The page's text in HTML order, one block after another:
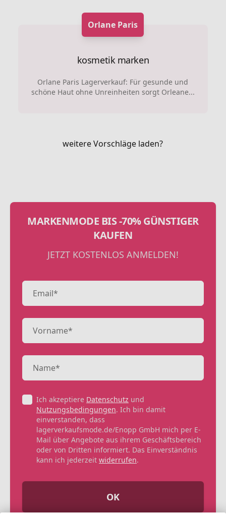
Orlane Paris
kosmetik marken
Orlane Paris Lagerverkauf: Für gesunde und
schöne Haut ohne Unreinheiten sorgt Orleane...
weitere Vorschläge laden?
MARKENMODE BIS -70% GÜNSTIGER
KAUFEN
JETZT KOSTENLOS ANMELDEN!
Ich akzeptiere Datenschutz und
Nutzungsbedingungen. Ich bin damit
einverstanden, dass
lagerverkaufsmode.de/Enopp GmbH mich per E-
Mail über Angebote aus ihrem Geschäftsbereich
oder von Dritten informiert. Das Einverständnis
kann ich jederzeit widerrufen.
OK